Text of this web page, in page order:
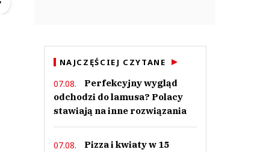
NAJCZĘŚCIEJ CZYTANE
07.08.
Perfekcyjny wygląd
odchodzi do lamusa? Polacy
stawiają na inne rozwiązania
07.08.
Pizza i kwiaty w 15